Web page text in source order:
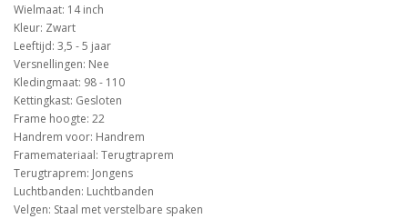
Wielmaat: 14 inch
Kleur: Zwart
Leeftijd: 3,5 - 5 jaar
Versnellingen: Nee
Kledingmaat: 98 - 110
Kettingkast: Gesloten
Frame hoogte: 22
Handrem voor: Handrem
Framemateriaal: Terugtraprem
Terugtraprem: Jongens
Luchtbanden: Luchtbanden
Velgen: Staal met verstelbare spaken